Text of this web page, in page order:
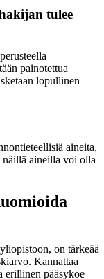
tulee
painotettua
lopullinen
aineita,
näillä aineilla voi olla
on tärkeää
Kannattaa
erillinen pääsykoe